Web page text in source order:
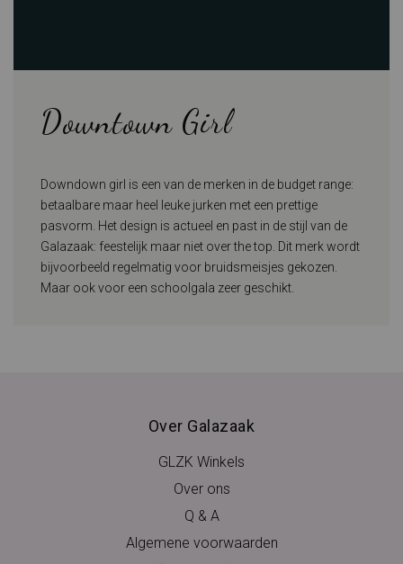
Downtown Girl
Downdown girl is een van de merken in de budget range:
betaalbare maar heel leuke jurken met een prettige
pasvorm. Het design is actueel en past in de stijl van de
Galazaak: feestelijk maar niet over the top. Dit merk wordt
bijvoorbeeld regelmatig voor bruidsmeisjes gekozen.
Maar ook voor een schoolgala zeer geschikt.
Over Galazaak
GLZK Winkels
Over ons
Q & A
Algemene voorwaarden